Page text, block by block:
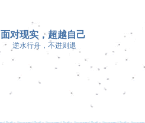
面对现实，超越自己
逆水行舟，不进则退